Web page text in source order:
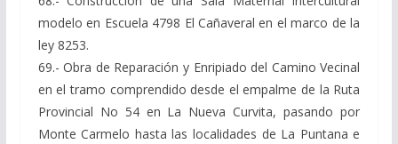
modelo en Escuela 4798 El Cañaveral en el marco de la
ley 8253.
69.- Obra de Reparación y Enripiado del Camino Vecinal
en el tramo comprendido desde el empalme de la Ruta
Provincial No 54 en La Nueva Curvita, pasando por
Monte Carmelo hasta las localidades de La Puntana e